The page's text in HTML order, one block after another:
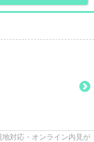
地対応・オンライン内見が